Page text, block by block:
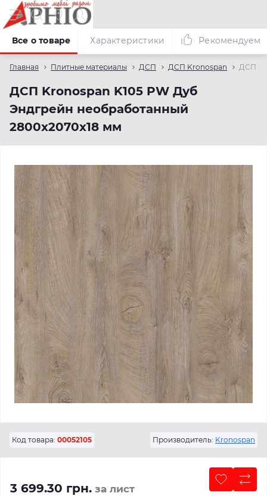
Главная Плитные материалы ДСП ДСП Kronospan ДСП
ДСП Kronospan K105 PW Дуб
Эндгрейн необработанный
2800x2070x18 мм
Все о товаре Характеристики Рекомендуем
Код товара: 00052105 Производитель: Kronospan
3 699.30 грн. за лист